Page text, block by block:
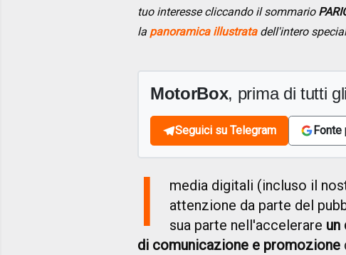
tuo interesse cliccando il sommario
la panoramica illustratadell'intero
MotorBox, prima di tutti
Seguici su Telegram
I
media digitali (incluso il
attenzione da parte del
sua parte nell'accelerare un
di comunicazione e promozione